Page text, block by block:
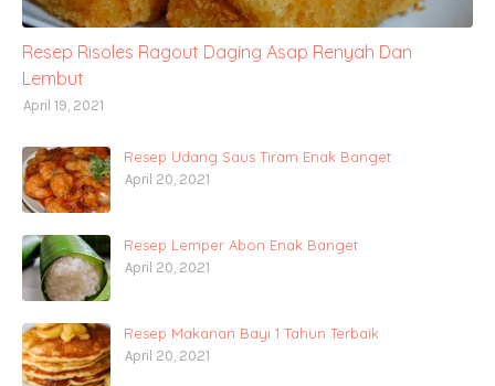
Resep Risoles Ragout Daging Asap Renyah Dan
Lembut
April 19, 2021
Resep Udang Saus Tiram Enak Banget
April 20, 2021
Resep Lemper Abon Enak Banget
April 20, 2021
Resep Makanan Bayi 1 Tahun Terbaik
April 20, 2021